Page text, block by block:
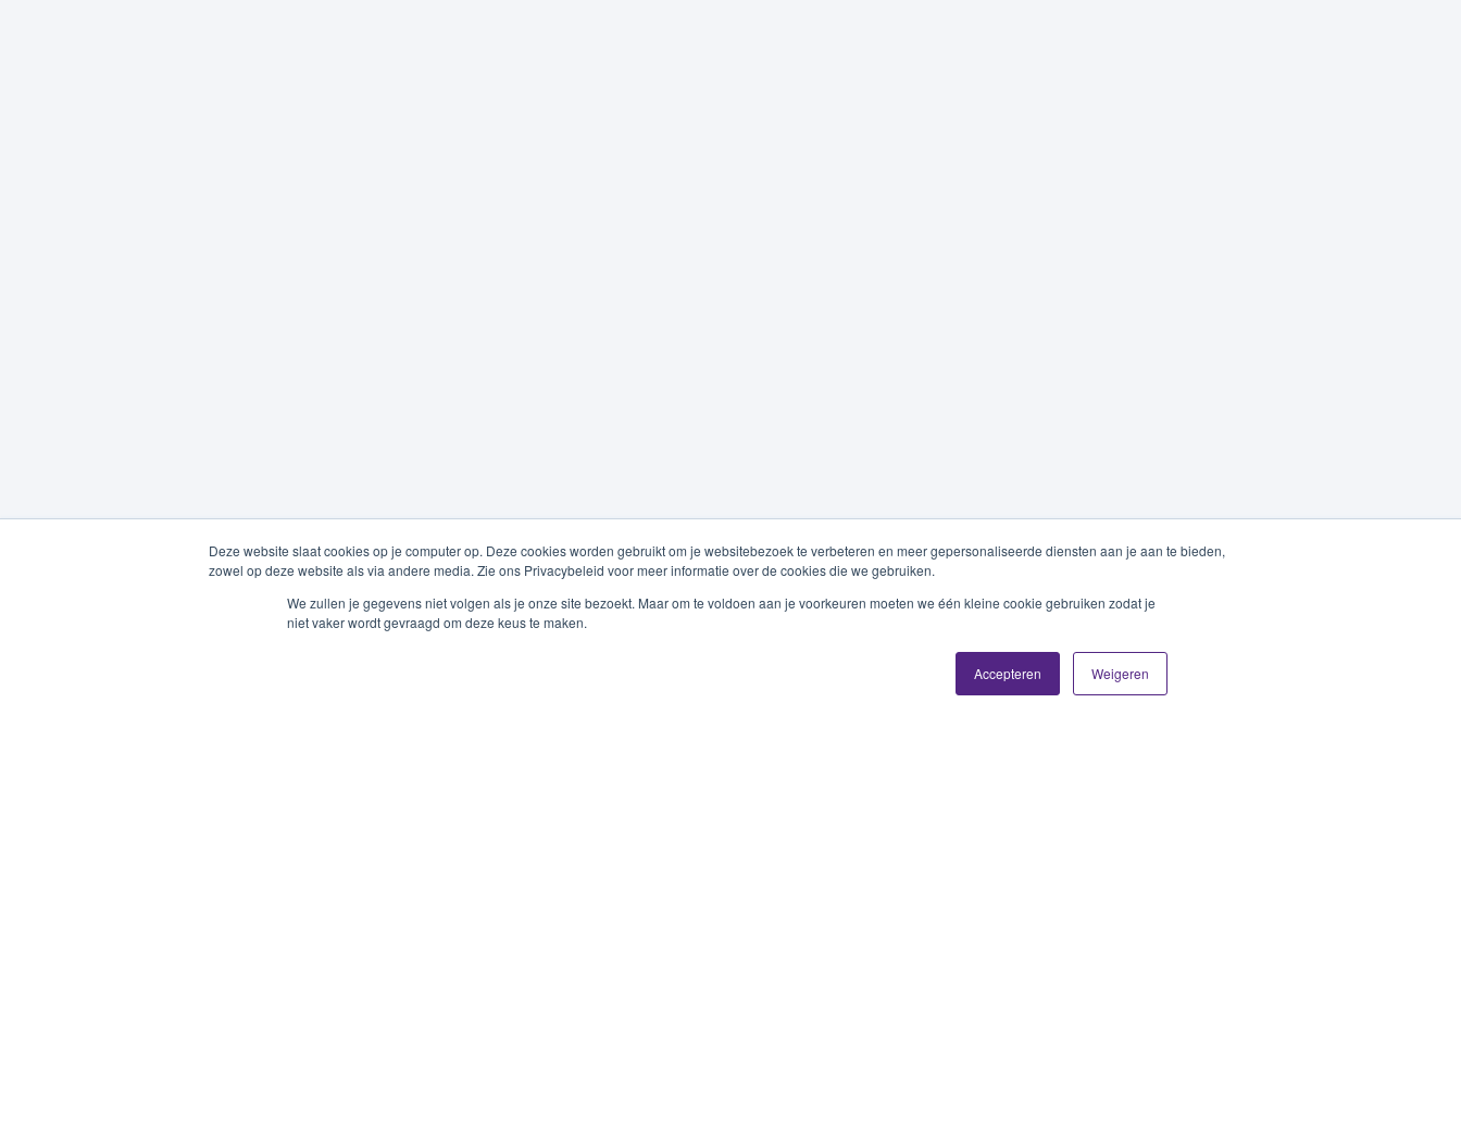
Deze website slaat cookies op je computer op. Deze cookies worden gebruikt om je websitebezoek te verbeteren en meer gepersonaliseerde diensten aan je aan te bieden,
zowel op deze website als via andere media. Zie ons Privacybeleid voor meer informatie over de cookies die we gebruiken.
We zullen je gegevens niet volgen als je onze site bezoekt. Maar om te voldoen aan je voorkeuren moeten we één kleine cookie gebruiken zodat je
niet vaker wordt gevraagd om deze keus te maken.
Accepteren Weigeren